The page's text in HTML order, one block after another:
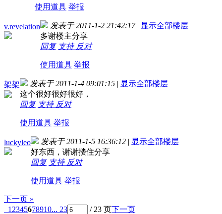
使用道具 举报
v.revelation 发表于 2011-1-2 21:42:17 | 显示全部楼层
多谢楼主分享
回复 支持 反对
使用道具 举报
架架 发表于 2011-1-4 09:01:15 | 显示全部楼层
这个很好很好很好，
回复 支持 反对
使用道具 举报
luckyleo 发表于 2011-1-5 16:36:12 | 显示全部楼层
好东西，谢谢搂住分享
回复 支持 反对
使用道具 举报
下一页 »
1 2345678910... 23 / 23 页下一页